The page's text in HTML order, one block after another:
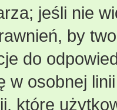
jeśli nie
by
do
w osobnej
które